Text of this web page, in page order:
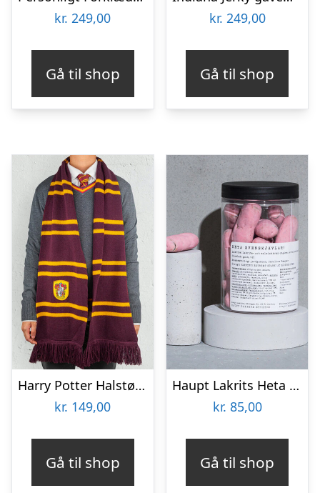
kr. 249,00
Gå til shop
kr. 249,00
Gå til shop
Harry Potter Halstørklæde – Gryffindor
kr. 149,00
Gå til shop
Haupt Lakrits Heta Svenskjävlar!
kr. 85,00
Gå til shop